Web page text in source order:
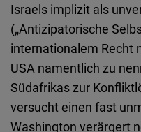
Israels implizit als
(„Antizipatorische
internationalem Recht
USA namentlich zu
Südafrikas zur
versucht einen fast
Washington verärgert